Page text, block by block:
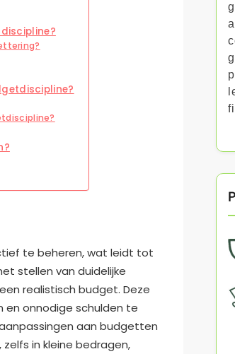
te beheren, wat leidt tot
stellen van duidelijke
realistisch budget. Deze
onnodige schulden te
aan budgetten
in kleine bedragen,